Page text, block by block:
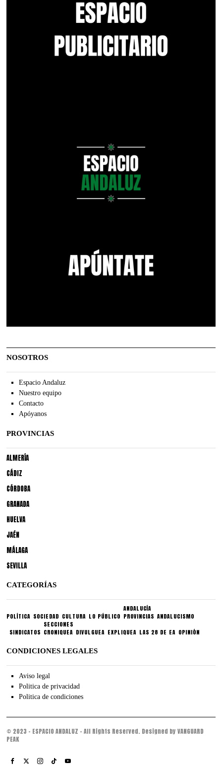
NOSOTROS
Espacio Andaluz
Nuestro equipo
Contacto
Apóyanos
PROVINCIAS
ALMERÍA
CÁDIZ
CÓRDOBA
GRANADA
HUELVA
JAÉN
MÁLAGA
SEVILLA
CATEGORÍAS
POLÍTICA SOCIEDAD CULTURA LO PÚBLICO
ANDALUCÍA
PROVINCIAS ANDALUCISMO
SINDICATOS
SECCIONES
CRONIQUEA DIVULGUEA EXPLIQUEA LAS 28 DE EA OPINIÓN
CONDICIONES LEGALES
Aviso legal
Politica de privacidad
Politica de condiciones
© 2023 - ESPACIO ANDALUZ - All Rights Reserved. Designed by VANGUARD
PEAK